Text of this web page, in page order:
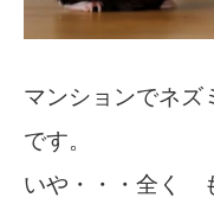
マンションでネズ
です。
いや・・・全く